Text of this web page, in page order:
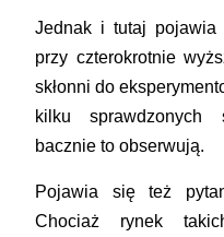
Jednak i tutaj pojawia
przy czterokrotnie
skłonni do
kilku sprawdzonych
bacznie to obserwują.
Pojawia się też
Chociaż rynek